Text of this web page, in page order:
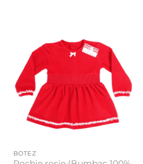
BOTEZ